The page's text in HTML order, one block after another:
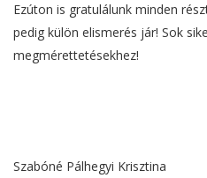
Ezúton is gratulálunk minden
pedig külön elismerés jár! Sok
megmérettetésekhez!
Szabóné Pálhegyi Krisztina